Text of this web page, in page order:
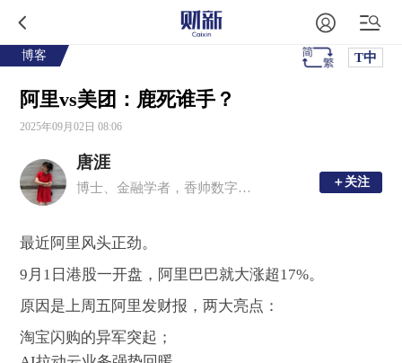
博客 T中
阿里vs美团：鹿死谁手？
2025年09月02日 08:06
唐涯
博士、金融学者，香帅数字经济工作室创始人，香帅的金融江湖公众号主理人，香帅的北大金融学课主理人，年度财富报告主理人，曾任北京大学金融学副教授、博士生导师。 ＋关注
＋关注
最近阿里风头正劲。
9月1日港股一开盘，阿里巴巴就大涨超17%。
原因是上周五阿里发财报，两大亮点：
淘宝闪购的异军突起；